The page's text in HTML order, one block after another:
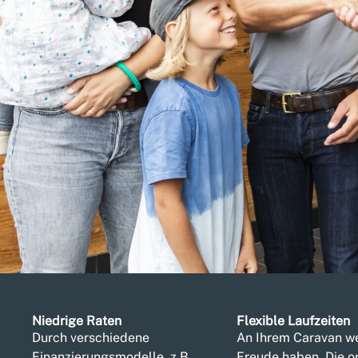
Niedrige Raten
Durch verschiedene
Flexible Laufzeiten
An Ihrem Caravan